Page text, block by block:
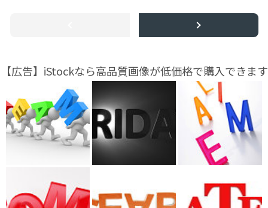
【広告】iStockなら高品質画像が低価格で購入できます